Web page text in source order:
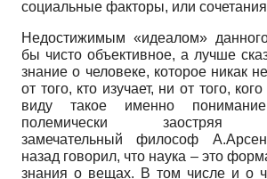
социальные факторы, или сочетания
Недостижимым «идеалом»
бы чисто объективное, а лучше
знание о человеке, которое никак
от того, кто изучает, ни от того,
виду такое именно
полемически заостряя
замечательный философ
назад говорил, что наука – это
знания о вещах. В том числе и о